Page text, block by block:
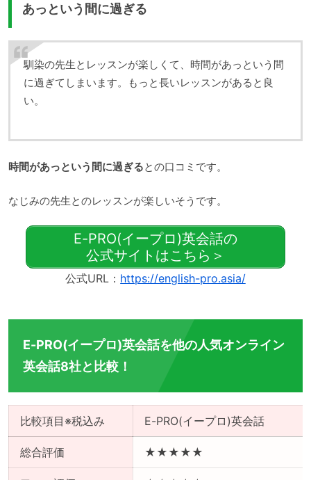
あっという間に過ぎる
馴染の先生とレッスンが楽しくて、時間があっという間
に過ぎてしまいます。もっと長いレッスンがあると良
い。
時間があっという間に過ぎるとの口コミです。
なじみの先生とのレッスンが楽しいそうです。
E-PRO(イープロ)英会話の
公式サイトはこちら＞
公式URL： https://english-pro.asia/
E-PRO(イープロ)英会話を他の人気オンライン
英会話8社と比較！
比較項目※税込み E-PRO(イープロ)英会話
総合評価 ★★★★★